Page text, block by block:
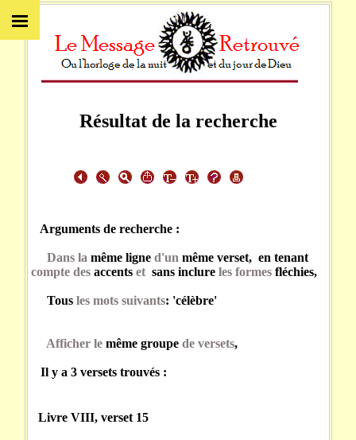
Résultat de la recherche
Arguments de recherche :
Dans la même ligne d'un même verset, en tenant
compte des accents et sans inclureles formes fléchies,
Tous les mots suivants: 'célèbre'
Afficher le même groupede versets,
Il y a 3 versets trouvés :
Livre VIII, verset 15